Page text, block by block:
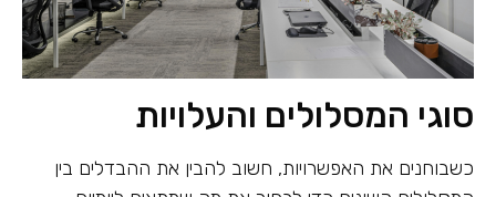
סוגי המסלולים והעלויות
כשבוחנים את האפשרויות, חשוב להבין את ההבדלים בין